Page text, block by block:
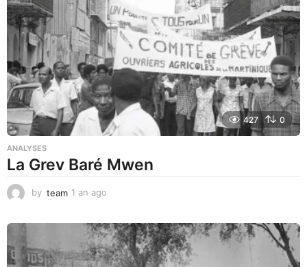
g
o
427 0
ANALYSES
La Grev Baré Mwen
by team 1 an ago
a
g
o